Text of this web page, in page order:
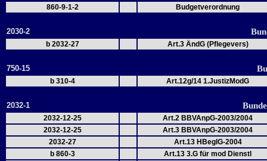
860-9-1-2 Budgetverordnung
2030-2
b 2032-27 Art.3 ÄndG (Pflegevers)
750-15
b 310-4 Art.12g/14 1.JustizModG
2032-1
2032-12-25
Art.2 BBVAnpG-2003/2004
2032-12-25
Art.3 BBVAnpG-2003/2004
2032-27
Art.13 HBeglG-2004
b 860-3
Art.13 3.G für mod Dienstl